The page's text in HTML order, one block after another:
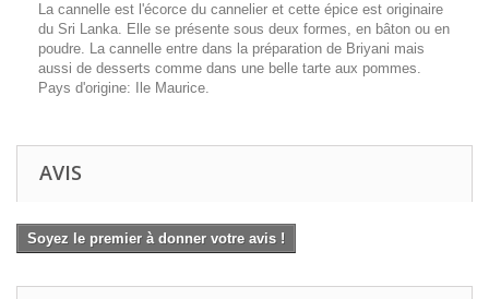
La cannelle est l'écorce du cannelier et cette épice est originaire
du Sri Lanka. Elle se présente sous deux formes, en bâton ou en
poudre. La cannelle entre dans la préparation de Briyani mais
aussi de desserts comme dans une belle tarte aux pommes.
Pays d'origine: Ile Maurice.
AVIS
Soyez le premier à donner votre avis !